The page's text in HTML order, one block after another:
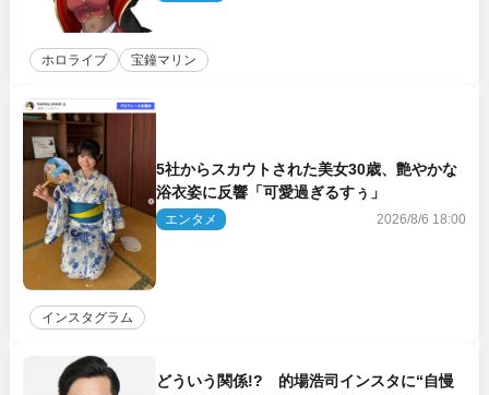
ホロライブ 宝鐘マリン
5社からスカウトされた美女30歳、艶やかな
浴衣姿に反響「可愛過ぎるすぅ」
エンタメ 2026/8/6 18:00
インスタグラム
どういう関係!? 的場浩司インスタに“自慢